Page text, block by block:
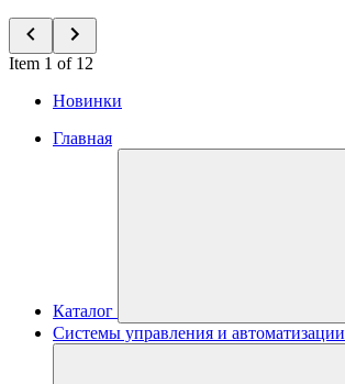
Item 1 of 12
Новинки
Главная
Каталог
Системы управления и автоматизации